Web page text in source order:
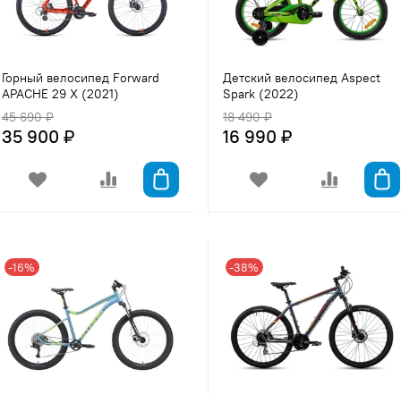
Горный велосипед Forward
APACHE 29 X (2021)
45 690 ₽
35 900 ₽
Детский велосипед Aspect
Spark (2022)
18 490 ₽
16 990 ₽
-16% -38%